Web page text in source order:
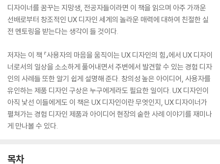
디자이너를 꿈꾸는 지망생, 전공자들이라면 이 책을 읽으며 아주 가까운
선배로부터 창조적인 UX 디자인 세계의 놀라운 매력에 대하여 친절한 실
전 멘토링을 받는다는 생각이 들 것이다.
저자는 이 책 『사용자의 마음을 움직이는 UX 디자인의 힘』에서 UX 디자이
너로서의 일상을 소소하게 풀어내면서 주변에서 발견할 수 있는 경험 디자
인의 사례들 또한 알기 쉽게 설명해 준다. 창의성 높은 아이디어, 사용자를
유인하는 제품 디자인 구상은 누구에게라도 필요한 일이다. UX 디자인이
아직 낯선 이들에게도 이 책은 UX 디자인이란 무엇인지, UX 디자이너가
펼쳐가는 경험 디자인 제품과 아이디어 현장의 숱한 사례 이야기를 재미나
게 만나볼 수 있다.
목차